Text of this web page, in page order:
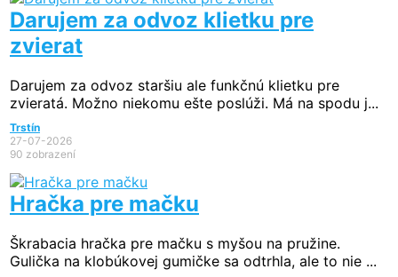
Darujem za odvoz klietku pre
zvierat
Darujem za odvoz staršiu ale funkčnú klietku pre
zvieratá. Možno niekomu ešte poslúži. Má na spodu j...
Trstín
27-07-2026
90 zobrazení
Hračka pre mačku
Škrabacia hračka pre mačku s myšou na pružine.
Gulička na klobúkovej gumičke sa odtrhla, ale to nie ...